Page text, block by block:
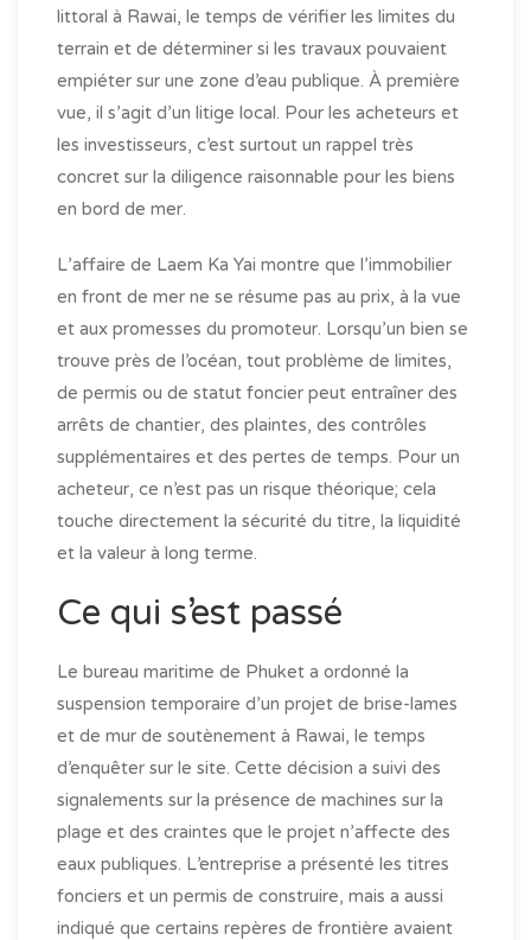
littoral à Rawai, le temps de vérifier les limites du
terrain et de déterminer si les travaux pouvaient
empiéter sur une zone d’eau publique. À première
vue, il s’agit d’un litige local. Pour les acheteurs et
les investisseurs, c’est surtout un rappel très
concret sur la diligence raisonnable pour les biens
en bord de mer.
L’affaire de Laem Ka Yai montre que l’immobilier
en front de mer ne se résume pas au prix, à la vue
et aux promesses du promoteur. Lorsqu’un bien se
trouve près de l’océan, tout problème de limites,
de permis ou de statut foncier peut entraîner des
arrêts de chantier, des plaintes, des contrôles
supplémentaires et des pertes de temps. Pour un
acheteur, ce n’est pas un risque théorique; cela
touche directement la sécurité du titre, la liquidité
et la valeur à long terme.
Ce qui s’est passé
Le bureau maritime de Phuket a ordonné la
suspension temporaire d’un projet de brise-lames
et de mur de soutènement à Rawai, le temps
d’enquêter sur le site. Cette décision a suivi des
signalements sur la présence de machines sur la
plage et des craintes que le projet n’affecte des
eaux publiques. L’entreprise a présenté les titres
fonciers et un permis de construire, mais a aussi
indiqué que certains repères de frontière avaient